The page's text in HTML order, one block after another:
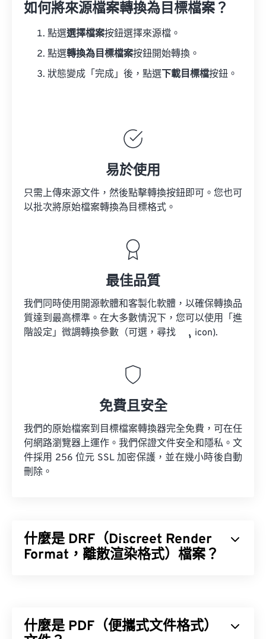
如何將來源檔案轉換為目標檔案？
點選選擇檔案按鈕選擇來源檔。
點選轉換為目標檔案按鈕開始轉換。
狀態變成「完成」後，點選 下載目標檔按鈕。
易於使用
只需上傳來源文件，然後點擊轉換按鈕即可。您也可
以批次將原始檔案轉換為目標格式。
最佳品質
我們同時使用開源軟體和客製化軟體，以確保轉換品
質達到最高標準。在大多數情況下，您可以使用「進
階設定」微調轉換參數（可選，尋找
icon).
免費且安全
我們的原始檔案到目標檔案轉換器完全免費，可在任
何網路瀏覽器上運作。我們保證文件安全和隱私。文
件採用 256 位元 SSL 加密保護，並在幾小時後自動
刪除。
什麼是 DRF（Discreet Render
Format，離散渲染格式）檔案？
型的主要優勢在於其開放式架構，這使得文件類型具
什麼是 PDF（便攜式文件格式）